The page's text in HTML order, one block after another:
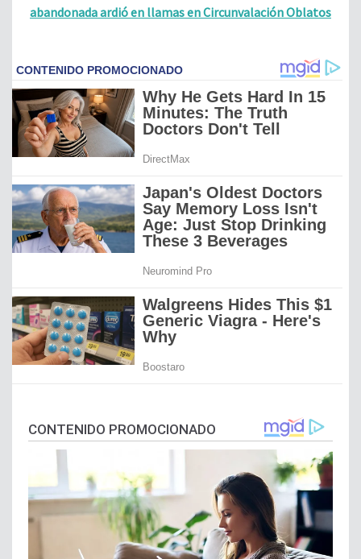
abandonada ardió en llamas en Circunvalación Oblatos
CONTENIDO PROMOCIONADO